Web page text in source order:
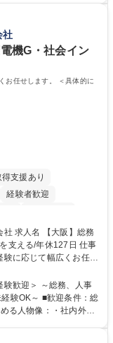
へ貢献
ループの広報機能を担
上げたホスピタリティ
業務を行っておりま
社
機G・社会イン
お任せします。 ＜具体的に
支援あり
経験者歓迎
宅あり 食事補助あり
務
える/年休127日 仕事
に応じて幅広くお任せ
は事務所勤務ですが、
帰り・宿泊を伴う国内
に助け合いながら、総
験歓迎＞ ～総務、人事
験OK～ ■歓迎条件：総